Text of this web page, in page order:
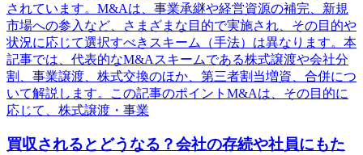
されています。M&Aは、事業承継や経営資源の補完、新規
市場への参入など、さまざまな目的で実施され、その目的や
状況に応じて選択すべきスキーム（手法）は異なります。本
記事では、代表的なM&Aスキームである株式譲渡や会社分
割、事業譲渡、株式交換のほか、第三者割当増資、合併につ
いて解説します。この記事のポイントM&Aは、その目的に
応じて、株式譲渡・事業
買収されるとどうなる？会社の存続や社員にもた